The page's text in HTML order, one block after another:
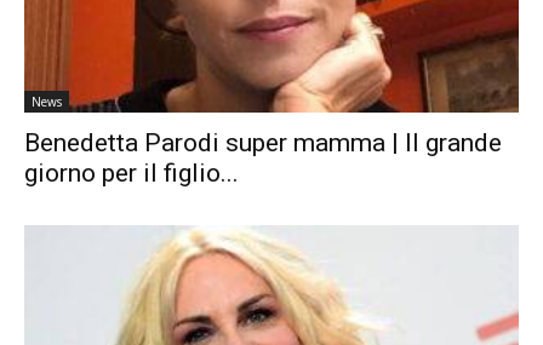
News
Benedetta Parodi super mamma | Il grande
giorno per il figlio...